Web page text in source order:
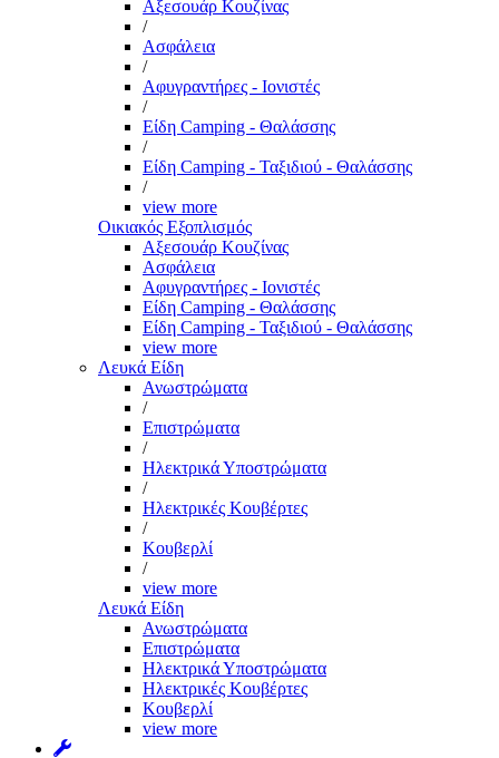
Αξεσουάρ Κουζίνας
/
Ασφάλεια
/
Αφυγραντήρες - Ιονιστές
/
Είδη Camping - Θαλάσσης
/
Είδη Camping - Ταξιδιού - Θαλάσσης
/
view more
Οικιακός Εξοπλισμός
Αξεσουάρ Κουζίνας
Ασφάλεια
Αφυγραντήρες - Ιονιστές
Είδη Camping - Θαλάσσης
Είδη Camping - Ταξιδιού - Θαλάσσης
view more
Λευκά Είδη
Ανωστρώματα
/
Επιστρώματα
/
Ηλεκτρικά Υποστρώματα
/
Ηλεκτρικές Κουβέρτες
/
Κουβερλί
/
view more
Λευκά Είδη
Ανωστρώματα
Επιστρώματα
Ηλεκτρικά Υποστρώματα
Ηλεκτρικές Κουβέρτες
Κουβερλί
view more